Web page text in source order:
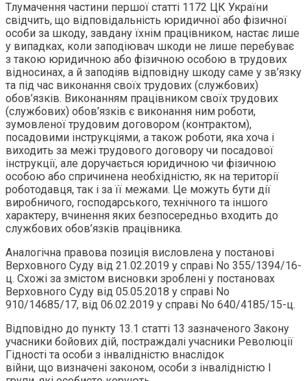
Тлумачення частини першої статті 1172 ЦК України
свідчить, що відповідальність юридичної або фізичної
особи за шкоду, завдану їхнім працівником, настає лише
у випадках, коли заподіювач шкоди не лише перебуває
з такою юридичною або фізичною особою в трудових
відносинах, а й заподіяв відповідну шкоду саме у зв’язку
та під час виконання своїх трудових (службових)
обов’язків. Виконанням працівником своїх трудових
(службових) обов’язків є виконання ним роботи,
зумовленої трудовим договором (контрактом),
посадовими інструкціями, а також роботи, яка хоча і
виходить за межі трудового договору чи посадової
інструкції, але доручається юридичною чи фізичною
особою або спричинена необхідністю, як на території
роботодавця, так і за її межами. Це можуть бути дії
виробничого, господарського, технічного та іншого
характеру, вчинення яких безпосередньо входить до
службових обов’язків працівника.
Аналогічна правова позиція висловлена у постанові
Верховного Суду від 21.02.2019 у справі No 355/1394/16-
ц. Схожі за змістом висновки зроблені у постановах
Верховного Суду від 05.05.2018 у справі No
910/14685/17, від 06.02.2019 у справі No 640/4185/15-ц.
Відповідно до пункту 13.1 статті 13 зазначеного Закону
учасники бойових дій, постраждалі учасники Революції
Гідності та особи з інвалідністю внаслідок
війни, що визначені законом, особи з інвалідністю І